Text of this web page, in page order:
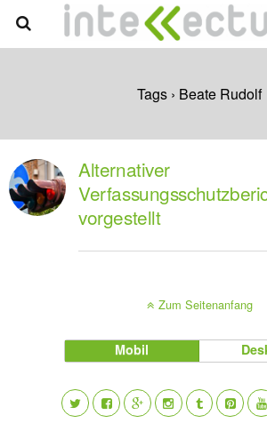
Tags › Beate Rudolf
Alternativer
vorgestellt
Zum Seitenanfang
Mobil